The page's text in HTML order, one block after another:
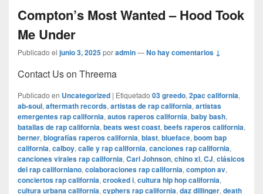
Compton’s Most Wanted – Hood Took
Me Under
Publicado el junio 3, 2025poradmin—No hay comentarios ↓
Contact Us on Threema
Publicado en Uncategorized | Etiquetado 03 greedo, 2pac california,
ab-soul, aftermath records, artistas de rap california, artistas
emergentes rap california, autos raperos california, baby bash,
batallas de rap california, beats west coast, beefs raperos california,
berner, biografías raperos california, blast, blueface, boom bap
california, calboy, calle y rap california, canciones rap california,
canciones virales rap california, Carl Johnson, chino xl, CJ, clásicos
del rap californiano, colaboraciones rap california, compton av,
conciertos rap california, crooked i, cultura hip hop california,
cultura urbana california, cyphers rap california, daz dillinger, death